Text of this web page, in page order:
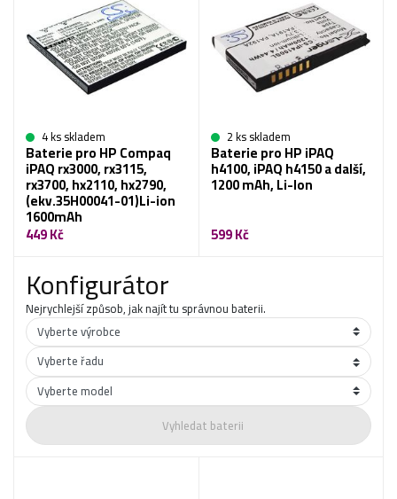
Konfigurátor
Nejrychlejší způsob, jak najít tu správnou baterii.
Vyhledat baterii
4 ks skladem
Baterie pro HP Compaq
iPAQ rx3000, rx3115,
rx3700, hx2110, hx2790,
(ekv.35H00041-01)Li-ion
1600mAh
449 Kč
2 ks skladem
Baterie pro HP iPAQ
h4100, iPAQ h4150 a další,
1200 mAh, Li-Ion
599 Kč